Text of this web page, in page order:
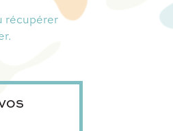
récupérer